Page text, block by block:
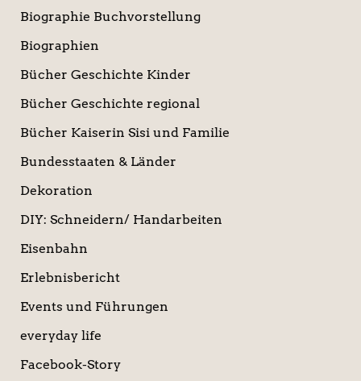
Biographie Buchvorstellung
Biographien
Bücher Geschichte Kinder
Bücher Geschichte regional
Bücher Kaiserin Sisi und Familie
Bundesstaaten & Länder
Dekoration
DIY: Schneidern/ Handarbeiten
Eisenbahn
Erlebnisbericht
Events und Führungen
everyday life
Facebook-Story